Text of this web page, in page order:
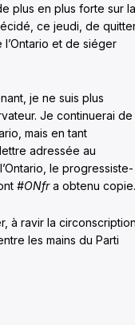
plus en plus forte sur la
ce jeudi, de
et de siéger
je ne suis plus
Je continuerai de
mais en tant
adressée au
le progressiste-
#ONfra obtenu copie.
à ravir la
les mains du Parti